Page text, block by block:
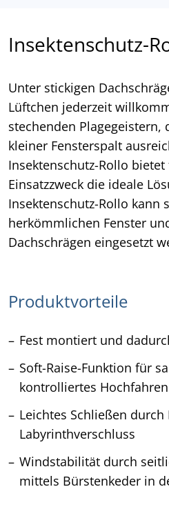
Insektenschutz-
Unter stickigen
Lüftchen jederzeit
stechenden Plagegeistern,
kleiner Fensterspalt
Insektenschutz-Rollo
Einsatzzweck die ideale
Insektenschutz-Rollo kann
herkömmlichen Fenster
Dachschrägen eingesetzt
Produktvorteile
Fest montiert und
Soft-Raise-Funktion für
kontrolliertes
Leichtes Schließen
Labyrinthverschluss
Windstabilität durch
mittels Bürstenkeder in